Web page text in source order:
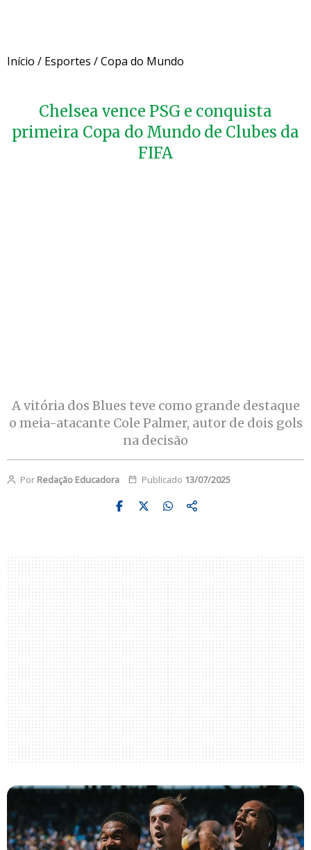
Início / Esportes /Copa do Mundo
Chelsea vence PSG e conquista
primeira Copa do Mundo de Clubes da
FIFA
A vitória dos Blues teve como grande destaque
o meia-atacante Cole Palmer, autor de dois gols
na decisão
Por Redação Educadora Publicado 13/07/2025